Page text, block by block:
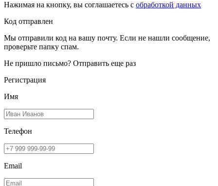
Нажимая на кнопку, вы соглашаетесь с обработкой данных
Код отправлен
Мы отправили код на вашу почту. Если не нашли сообщение,
проверьте папку спам.
Не пришло письмо? Отправить еще раз
Регистрация
Имя
Телефон
Email